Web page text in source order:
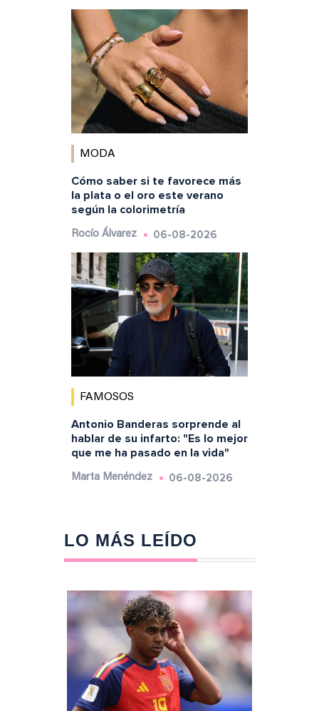
MODA
Cómo saber si te favorece más
la plata o el oro este verano
según la colorimetría
Rocío Álvarez 06-08-2026
FAMOSOS
Antonio Banderas sorprende al
hablar de su infarto: "Es lo mejor
que me ha pasado en la vida"
Marta Menéndez 06-08-2026
LO MÁS LEÍDO